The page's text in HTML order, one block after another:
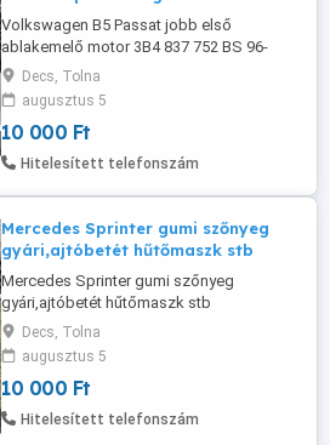
Volkswagen B5 Passat jobb első
ablakemelő motor 3B4 837 752 BS 96-
2005 posta megoldható
Decs, Tolna
augusztus 5
10 000 Ft
Hitelesített telefonszám
Mercedes Sprinter gumi szőnyeg
gyári,ajtóbetét hűtőmaszk stb
Mercedes Sprinter gumi szőnyeg
gyári,ajtóbetét hűtőmaszk stb
Decs, Tolna
augusztus 5
10 000 Ft
Hitelesített telefonszám